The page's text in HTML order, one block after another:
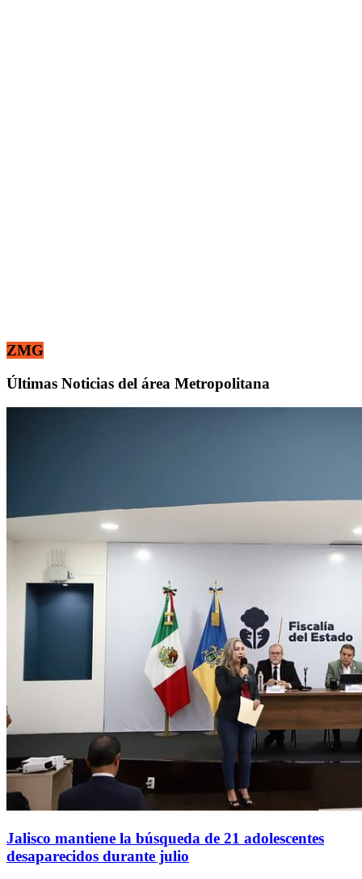
ZMG
Últimas Noticias del área Metropolitana
Jalisco mantiene la búsqueda de 21 adolescentes
desaparecidos durante julio